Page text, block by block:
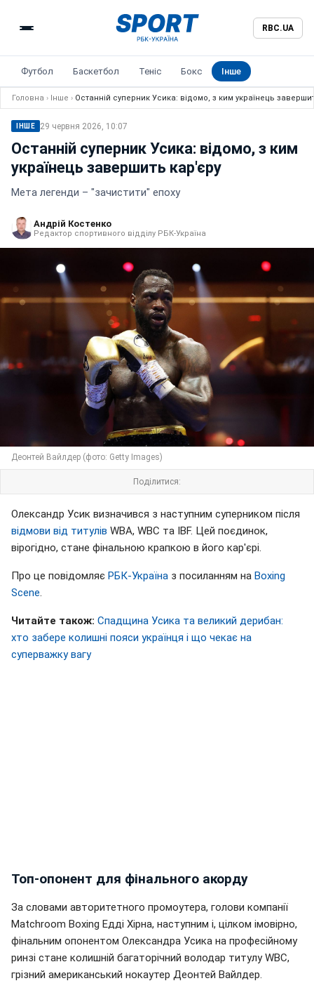
RBC.UA
Футбол Баскетбол Теніс Бокс Інше
Головна › Інше › Останній суперник Усика: відомо, з ким українець
ІНШЕ 29 червня 2026, 10:07
Останній суперник Усика: відомо, з ким
українець завершить кар'єру
Мета легенди – "зачистити" епоху
Андрій Костенко
Редактор спортивного відділу РБК-Україна
Деонтей Вайлдер (фото: Getty Images)
Поділитися:
Олександр Усик визначився з наступним суперником після
відмови від титулів WBA, WBC та IBF. Цей поєдинок,
вірогідно, стане фінальною крапкою в його кар'єрі.
Про це повідомляє РБК-Україна з посиланням на Boxing
Scene
Читайте також: Спадщина Усика та великий дерибан:
хто забере колишні пояси українця і що чекає на
суперважку вагу
Топ-опонент для фінального акорду
За словами авторитетного промоутера, голови компанії
Matchroom Boxing Едді Хірна, наступним і, цілком імовірно,
фінальним опонентом Олександра Усика на професійному
ринзі стане колишній багаторічний володар титулу WBC,
грізний американський нокаутер Деонтей Вайлдер.